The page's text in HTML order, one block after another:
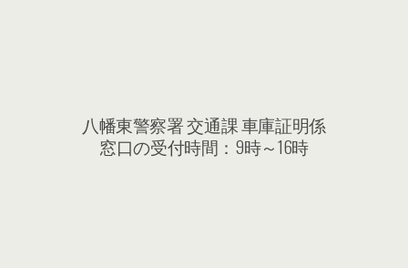
八幡東警察署 交通課 車庫証明係
窓口の受付時間：9時～16時